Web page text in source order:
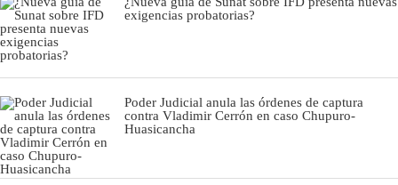
exigencias probatorias?
Poder Judicial anula las órdenes de captura
contra Vladimir Cerrón en caso Chupuro-
Huasicancha